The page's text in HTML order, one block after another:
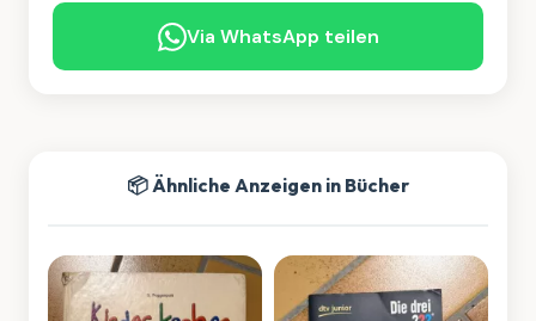
Via WhatsApp teilen
📦 Ähnliche Anzeigen in Bücher